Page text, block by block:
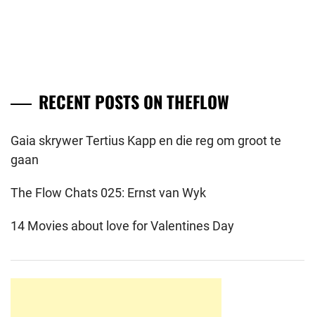
RECENT POSTS ON THEFLOW
Gaia skrywer Tertius Kapp en die reg om groot te
gaan
The Flow Chats 025: Ernst van Wyk
14 Movies about love for Valentines Day